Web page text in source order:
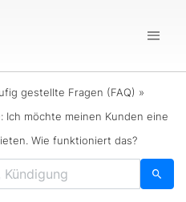
gestellte Fragen (FAQ) »
Ich möchte meinen Kunden eine
Wie funktioniert das?